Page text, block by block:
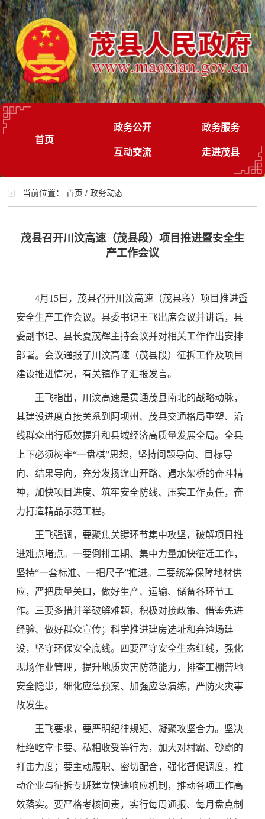
首页
政务公开 政务服务
互动交流 走进茂县
当前位置：首页 /政务动态
茂县召开川汶高速（茂县段）项目推进暨安全生
产工作会议
4月15日，茂县召开川汶高速（茂县段）项目推进暨
安全生产工作会议。县委书记王飞出席会议并讲话，县
委副书记、县长夏茂辉主持会议并对相关工作作出安排
部署。会议通报了川汶高速（茂县段）征拆工作及项目
建设推进情况，有关镇作了汇报发言。
王飞指出，川汶高速是贯通茂县南北的战略动脉，
其建设进度直接关系到阿坝州、茂县交通格局重塑、沿
线群众出行质效提升和县域经济高质量发展全局。全县
上下必须树牢“一盘棋”思想，坚持问题导向、目标导
向、结果导向，充分发扬逢山开路、遇水架桥的奋斗精
神，加快项目进度、筑牢安全防线、压实工作责任，奋
力打造精品示范工程。
王飞强调，要聚焦关键环节集中攻坚，破解项目推
进难点堵点。一要倒排工期、集中力量加快征迁工作，
坚持“一套标准、一把尺子”推进。二要统筹保障地材供
应，严把质量关口，做好生产、运输、储备各环节工
作。三要多措并举破解难题，积极对接政策、借鉴先进
经验、做好群众宣传；科学推进建房选址和弃渣场建
设，坚守环保安全底线。四要严守安全生态红线，强化
现场作业管理，提升地质灾害防范能力，排查工棚营地
安全隐患，细化应急预案、加强应急演练，严防火灾事
故发生。
王飞要求，要严明纪律规矩、凝聚攻坚合力。坚决
杜绝吃拿卡要、私相收受等行为，加大对村霸、砂霸的
打击力度；要主动履职、密切配合，强化督促调度，推
动企业与征拆专班建立快速响应机制，推动各项工作高
效落实。要严格考核问责，实行每周通报、每月盘点制